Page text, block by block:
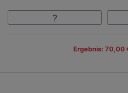
Ergebnis: 70,00